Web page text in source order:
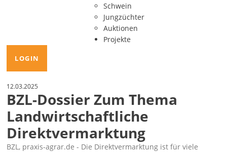
Schwein
Jungzüchter
Auktionen
Projekte
LOGIN
12.03.2025
BZL-Dossier Zum Thema
Landwirtschaftliche
Direktvermarktung
BZL, praxis-agrar.de - Die Direktvermarktung ist für viele